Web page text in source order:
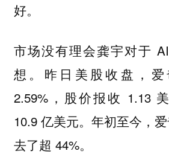
好。
市场没有理会龚宇对于
想。昨日美股收盘，
2.59%，股价报收 1.13
10.9 亿美元。年初至今，
去了超 44%。